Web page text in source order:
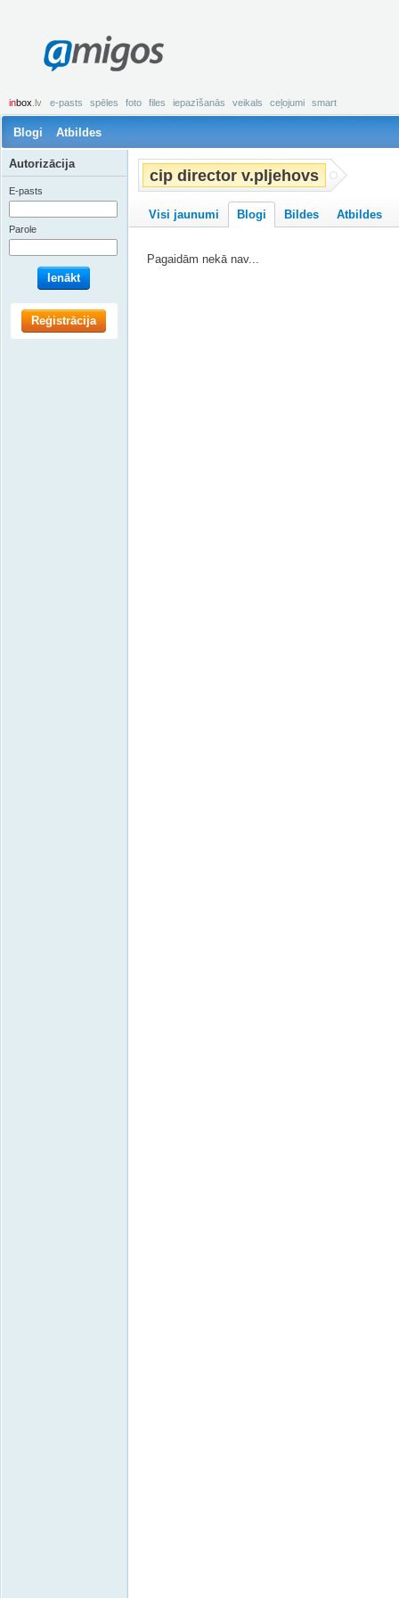
amigos
inbox .lv e-pasts spēles foto files iepazīšanās veikals ceļojumi smart
Blogi Atbildes
cip director v.pljehovs
Visi jaunumi Blogi Bildes Atbildes
Pagaidām nekā nav...
Autorizācija
E-pasts
Parole
Ienākt
Reģistrācija